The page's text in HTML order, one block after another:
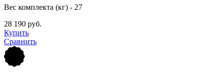
Вес комплекта (кг) - 27
28 190 руб.
Купить
Сравнить